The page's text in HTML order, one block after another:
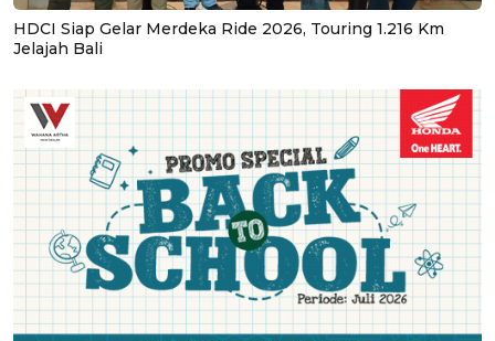
HDCI Siap Gelar Merdeka Ride 2026, Touring 1.216 Km
Jelajah Bali